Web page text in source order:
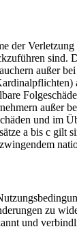
der
sind.
außer
außer
und im
a bis c gilt
zu
und